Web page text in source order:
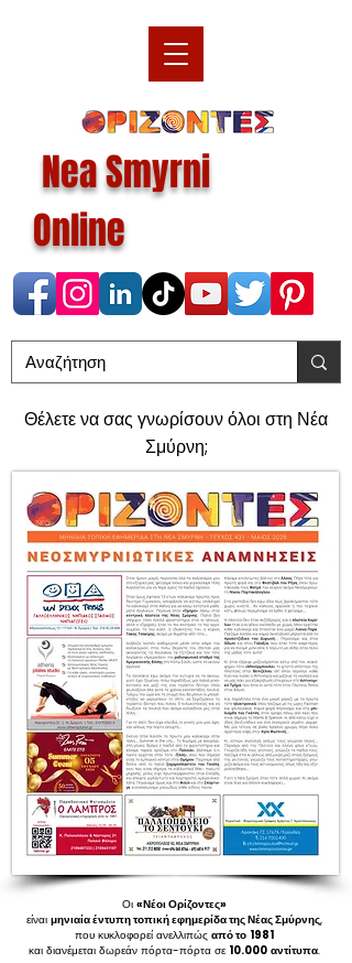
Nea Smyrni
Online
Θέλετε να σας γνωρίσουν όλοι στη Νέα
Σμύρνη;
Οι «Νέοι Ορίζοντες»
είναι μηνιαία έντυπη τοπική εφημερίδα της Νέας Σμύρνης,
που κυκλοφορεί ανελλιπώς από το 1981
και διανέμεται δωρεάν πόρτα-πόρτα σε 10.000 αντίτυπα.